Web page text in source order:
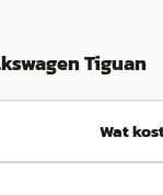
Tiguan
Wat